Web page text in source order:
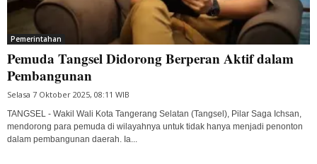
Pemerintahan
Pemuda Tangsel Didorong Berperan Aktif dalam
Pembangunan
Selasa 7 Oktober 2025, 08:11 WIB
TANGSEL - Wakil Wali Kota Tangerang Selatan (Tangsel), Pilar Saga Ichsan,
mendorong para pemuda di wilayahnya untuk tidak hanya menjadi penonton
dalam pembangunan daerah. Ia...